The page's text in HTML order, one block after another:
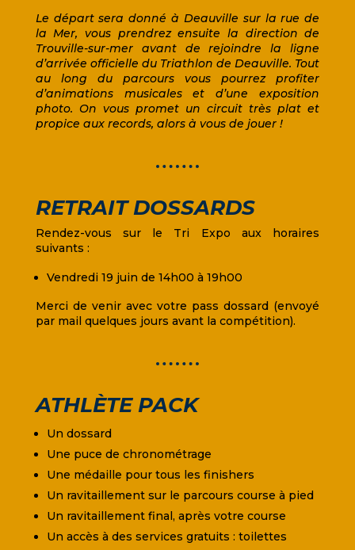
Le départ sera donné à Deauville sur la rue de
la Mer, vous prendrez ensuite la direction de
Trouville-sur-mer avant de rejoindre la ligne
d’arrivée officielle du Triathlon de Deauville. Tout
au long du parcours vous pourrez profiter
d’animations musicales et d’une exposition
photo. On vous promet un circuit très plat et
propice aux records, alors à vous de jouer !
RETRAIT DOSSARDS
Rendez-vous sur le Tri Expo aux horaires
suivants :
Vendredi 19 juin de 14h00 à 19h00
Merci de venir avec votre pass dossard (envoyé
par mail quelques jours avant la compétition).
ATHLÈTE PACK
Un dossard
Une puce de chronométrage
Une médaille pour tous les finishers
Un ravitaillement sur le parcours course à pied
Un ravitaillement final, après votre course
Un accès à des services gratuits : toilettes